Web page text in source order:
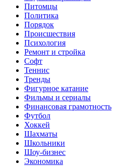
Питомцы
Политика
Порядок
Происшествия
Психология
Ремонт и стройка
Софт
Теннис
Тренды
Фигурное катание
Фильмы и сериалы
Финансовая грамотность
Футбол
Хоккей
Шахматы
Школьники
Шоу-бизнес
Экономика